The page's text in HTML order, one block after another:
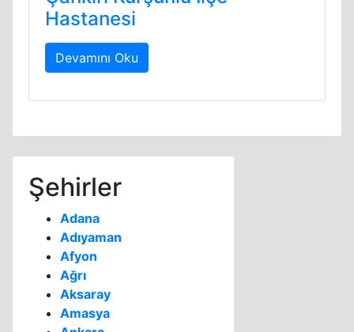
Hastanesi
Devamını Oku
Şehirler
Adana
Adıyaman
Afyon
Ağrı
Aksaray
Amasya